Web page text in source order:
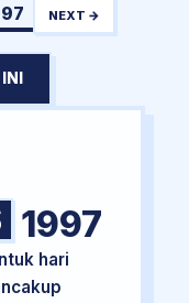
NEXT →
1997
hari